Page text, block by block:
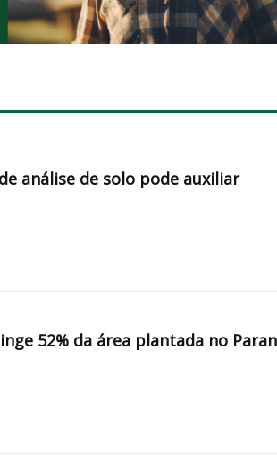
análise de solo pode auxiliar
52% da área plantada no